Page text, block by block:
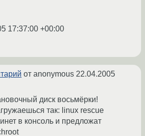
17:37:00 +00:00
от anonymous 22.04.2005
диск восьмёрки!
так: linux rescue
в консоль и предложат